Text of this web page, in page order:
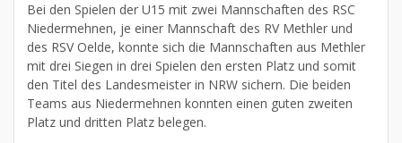
Bei den Spielen der U15 mit zwei Mannschaften des RSC
Niedermehnen, je einer Mannschaft des RV Methler und
des RSV Oelde, konnte sich die Mannschaften aus Methler
mit drei Siegen in drei Spielen den ersten Platz und somit
den Titel des Landesmeister in NRW sichern. Die beiden
Teams aus Niedermehnen konnten einen guten zweiten
Platz und dritten Platz belegen.